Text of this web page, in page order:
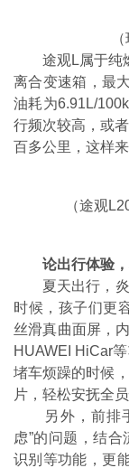
途观L属于纯燃
离合变速箱，最
油耗为6.91L/
行频次较高，或
百多公里，这样
（途观
论出行体验，
夏天出行，炎
时候，孩子们更
丝滑真曲面屏，
HUAWEI HiCar
堵车烦躁的时候
片，轻松安抚全员
另外，前排手
虑”的问题，结
识别等功能，更